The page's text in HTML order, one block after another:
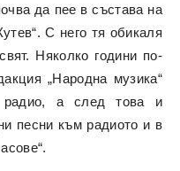
да пее в състава на
С него тя обикаля
Няколко години по-
„Народна музика“
радио, а след това и
песни към радиото и в